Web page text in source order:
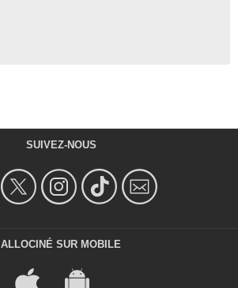
SUIVEZ-NOUS
ALLOCINÉ SUR MOBILE